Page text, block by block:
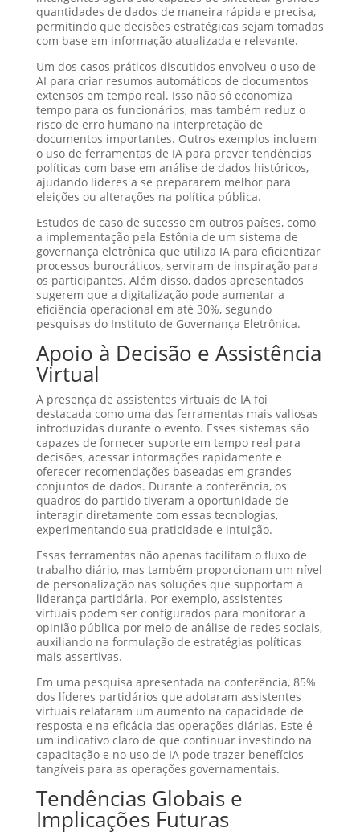
quantidades de dados de maneira rápida e precisa,
permitindo que decisões estratégicas sejam tomadas
com base em informação atualizada e relevante.
Um dos casos práticos discutidos envolveu o uso de
AI para criar resumos automáticos de documentos
extensos em tempo real. Isso não só economiza
tempo para os funcionários, mas também reduz o
risco de erro humano na interpretação de
documentos importantes. Outros exemplos incluem
o uso de ferramentas de IA para prever tendências
políticas com base em análise de dados históricos,
ajudando líderes a se prepararem melhor para
eleições ou alterações na política pública.
Estudos de caso de sucesso em outros países, como
a implementação pela Estônia de um sistema de
governança eletrônica que utiliza IA para eficientizar
processos burocráticos, serviram de inspiração para
os participantes. Além disso, dados apresentados
sugerem que a digitalização pode aumentar a
eficiência operacional em até 30%, segundo
pesquisas do Instituto de Governança Eletrônica.
Apoio à Decisão e Assistência
Virtual
A presença de assistentes virtuais de IA foi
destacada como uma das ferramentas mais valiosas
introduzidas durante o evento. Esses sistemas são
capazes de fornecer suporte em tempo real para
decisões, acessar informações rapidamente e
oferecer recomendações baseadas em grandes
conjuntos de dados. Durante a conferência, os
quadros do partido tiveram a oportunidade de
interagir diretamente com essas tecnologias,
experimentando sua praticidade e intuição.
Essas ferramentas não apenas facilitam o fluxo de
trabalho diário, mas também proporcionam um nível
de personalização nas soluções que supportam a
liderança partidária. Por exemplo, assistentes
virtuais podem ser configurados para monitorar a
opinião pública por meio de análise de redes sociais,
auxiliando na formulação de estratégias políticas
mais assertivas.
Em uma pesquisa apresentada na conferência, 85%
dos líderes partidários que adotaram assistentes
virtuais relataram um aumento na capacidade de
resposta e na eficácia das operações diárias. Este é
um indicativo claro de que continuar investindo na
capacitação e no uso de IA pode trazer benefícios
tangíveis para as operações governamentais.
Tendências Globais e
Implicações Futuras